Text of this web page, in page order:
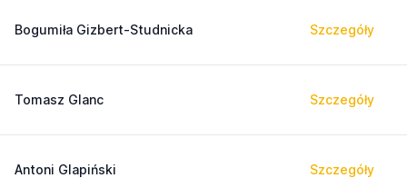
Bogumiła Gizbert-Studnicka Szczegóły
Tomasz Glanc Szczegóły
Antoni Glapiński Szczegóły